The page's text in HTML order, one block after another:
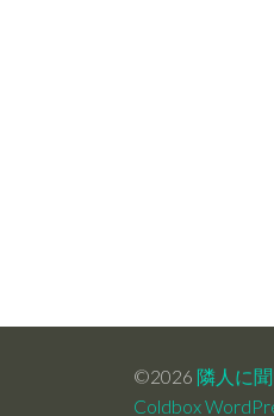
©2026 隣人に
Coldbox